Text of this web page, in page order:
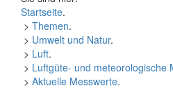
Startseite.
> Themen.
> Umwelt und Natur.
> Luft.
> Luftgüte- und meteorologische
> Aktuelle Messwerte.